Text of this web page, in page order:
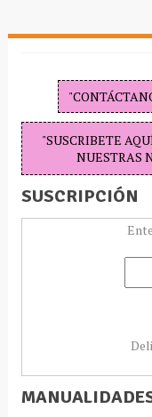
"SUSCRIBETE
NUESTRAS
SUSCRIPCIÓN